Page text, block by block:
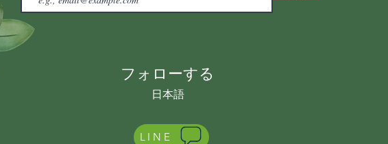
フォローする
日本語
LINE